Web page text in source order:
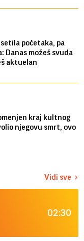
početaka, pa
Danas možeš svuda
aktuelan
kraj kultnog
njegovu smrt, ovo
Vidi sve
02:30